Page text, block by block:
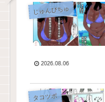
じゅんぴちゅ
2026.08.06
タコツボ